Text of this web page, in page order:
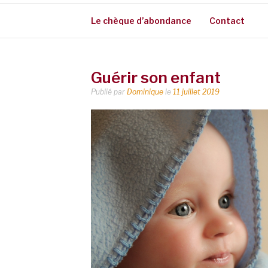
Le chèque d’abondance Contact
Guérir son enfant
Publié par Dominique le 11 juillet 2019